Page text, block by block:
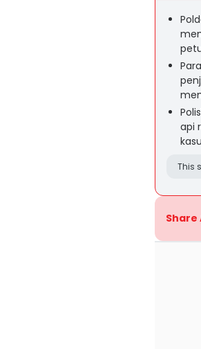
api
This
Share